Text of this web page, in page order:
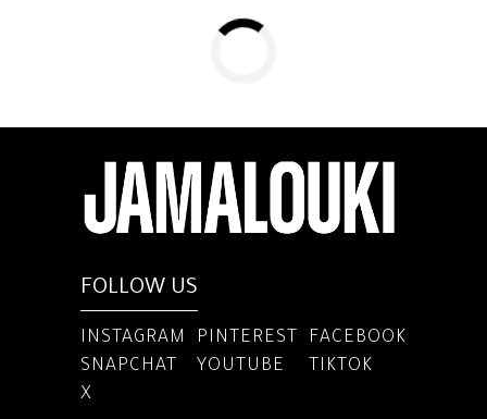
FOLLOW US
INSTAGRAM PINTEREST
FACEBOOK
SNAPCHAT
YOUTUBE
TIKTOK
X